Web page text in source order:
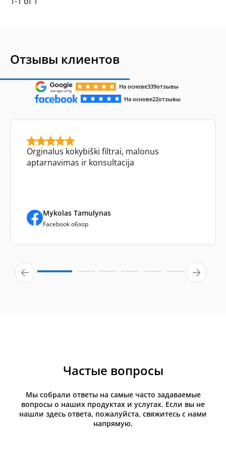
Отзывы клиентов
На основе339отзывы
На основе22отзывы
Orginalus kokybiški filtrai, malonus
aptarnavimas ir konsultacija
Mykolas Tamulynas
Facebook обзор
Частые вопросы
Мы собрали ответы на самые часто задаваемые
вопросы о наших продуктах и услугах. Если вы не
нашли здесь ответа, пожалуйста, свяжитесь с нами
напрямую.